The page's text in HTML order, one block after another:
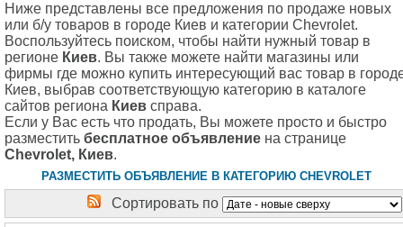
Ниже представлены все предложения по продаже новых
или б/у товаров в городе Киев и категории Chevrolet.
Воспользуйтесь поиском, чтобы найти нужный товар в
регионе Киев. Вы также можете найти магазины или
фирмы где можно купить интересующий вас товар в
Киев, выбрав соответствующую категорию в каталоге
сайтов региона Киев справа.
Если у Вас есть что продать, Вы можете просто и быстро
разместить бесплатное объявление на странице
Chevrolet, Киев.
РАЗМЕСТИТЬ ОБЪЯВЛЕНИЕ В КАТЕГОРИЮ CHEVROLET
Сортировать по